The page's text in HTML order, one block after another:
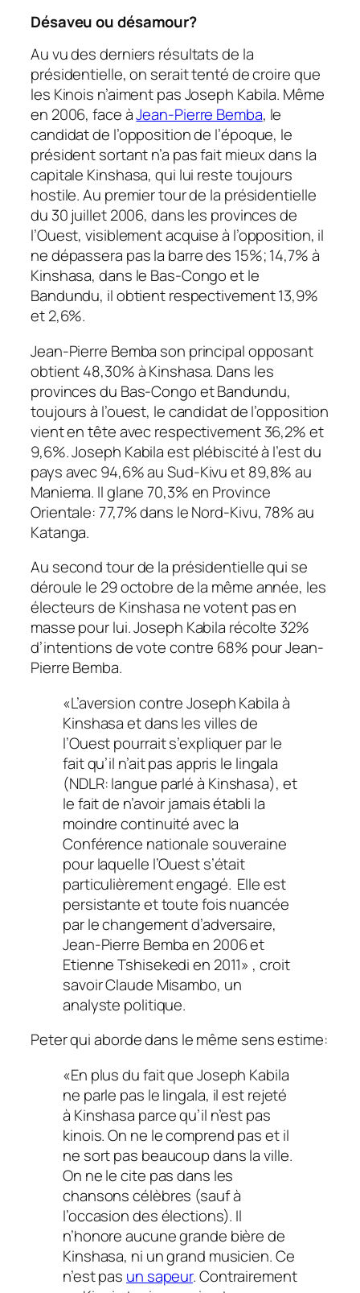
Désaveu ou désamour?
Au vu des derniers résultats de la
présidentielle, on serait tenté de croire que
les Kinois n’aiment pas Joseph Kabila. Même
en 2006, face àJean-Pierre Bemba, le
candidat de l’opposition de l’époque, le
président sortant n’a pas fait mieux dans la
capitale Kinshasa, qui lui reste toujours
hostile. Au premier tour de la présidentielle
du 30 juillet 2006, dans les provinces de
l’Ouest, visiblement acquise à l’opposition, il
ne dépassera pas la barre des 15%; 14,7% à
Kinshasa, dans le Bas-Congo et le
Bandundu, il obtient respectivement 13,9%
et 2,6%.
Jean-Pierre Bemba son principal opposant
obtient 48,30% à Kinshasa. Dans les
provinces du Bas-Congo et Bandundu,
toujours à l’ouest, le candidat de l’opposition
vient en tête avec respectivement 36,2% et
9,6%. Joseph Kabila est plébiscité à l’est du
pays avec 94,6% au Sud-Kivu et 89,8% au
Maniema. Il glane 70,3% en Province
Orientale: 77,7% dans le Nord-Kivu, 78% au
Katanga.
Au second tour de la présidentielle qui se
déroule le 29 octobre de la même année, les
électeurs de Kinshasa ne votent pas en
masse pour lui. Joseph Kabila récolte 32%
d’intentions de vote contre 68% pour Jean-
Pierre Bemba.
«L’aversion contre Joseph Kabila à
Kinshasa et dans les villes de
l’Ouest pourrait s’expliquer par le
fait qu’il n’ait pas appris le lingala
(NDLR: langue parlé à Kinshasa), et
le fait de n’avoir jamais établi la
moindre continuité avec la
Conférence nationale souveraine
pour laquelle l’Ouest s’était
particulièrement engagé. Elle est
persistante et toute fois nuancée
par le changement d’adversaire,
Jean-Pierre Bemba en 2006 et
Etienne Tshisekedi en 2011» , croit
savoir Claude Misambo, un
analyste politique.
Peter qui aborde dans le même sens estime:
«En plus du fait que Joseph Kabila
ne parle pas le lingala, il est rejeté
à Kinshasa parce qu’il n’est pas
kinois. On ne le comprend pas et il
ne sort pas beaucoup dans la ville.
On ne le cite pas dans les
chansons célèbres (sauf à
l’occasion des élections). Il
n’honore aucune grande bière de
Kinshasa, ni un grand musicien. Ce
n’est pas un sapeur. Contrairement